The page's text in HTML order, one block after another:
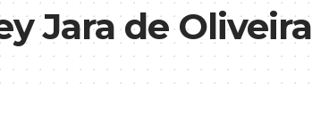
Jara de Oliveira